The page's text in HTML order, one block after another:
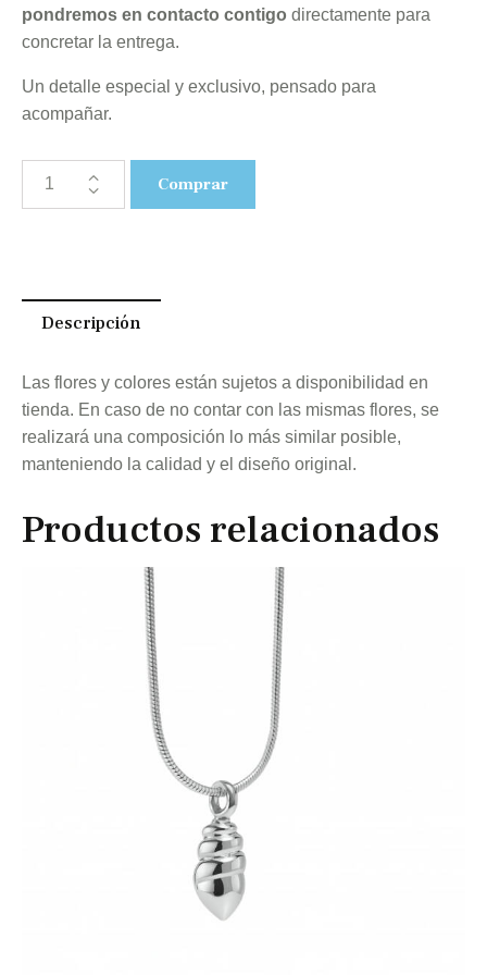
pondremos en contacto contigo directamente para
concretar la entrega.
Un detalle especial y exclusivo, pensado para
acompañar.
Comprar
Descripción
Las flores y colores están sujetos a disponibilidad en
tienda. En caso de no contar con las mismas flores, se
realizará una composición lo más similar posible,
manteniendo la calidad y el diseño original.
Productos relacionados